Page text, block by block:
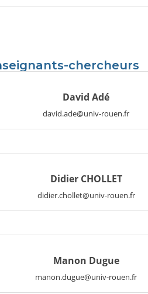
chercheurs
David Adé
david.ade@univ-rouen.fr
Didier CHOLLET
didier.chollet@univ-rouen.fr
Manon Dugue
manon.dugue@univ-rouen.fr